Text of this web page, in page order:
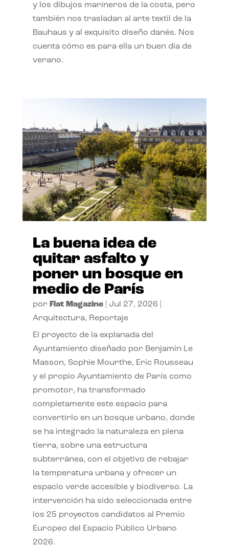
y los dibujos marineros de la costa, pero
también nos trasladan al arte textil de la
Bauhaus y al exquisito diseño danés. Nos
cuenta cómo es para ella un buen día de
verano.
La buena idea de
quitar asfalto y
poner un bosque en
medio de París
por Flat Magazine| Jul 27, 2026
Arquitectura, Reportaje
El proyecto de la explanada del
Ayuntamiento diseñado por Benjamin Le
Masson, Sophie Mourthe, Eric Rousseau
y el propio Ayuntamiento de París como
promotor, ha transformado
completamente este espacio para
convertirlo en un bosque urbano, donde
se ha integrado la naturaleza en plena
tierra, sobre una estructura
subterránea, con el objetivo de rebajar
la temperatura urbana y ofrecer un
espacio verde accesible y biodiverso. La
intervención ha sido seleccionada entre
los 25 proyectos candidatos al Premio
Europeo del Espacio Público Urbano
2026.